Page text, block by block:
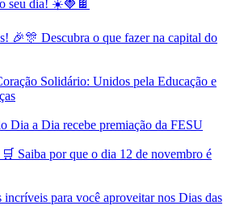
seu dia! ☀️🍓🍫
🎉🎊 Descubra o que fazer na capital do
Solidário: Unidos pela Educação e
Dia a Dia recebe premiação da FESU
Saiba por que o dia 12 de novembro é
para você aproveitar nos Dias das